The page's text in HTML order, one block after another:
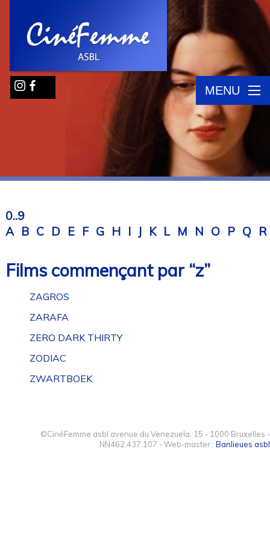
MENU
0..9
A B C D E F G H I J K L M N O P Q R
Films commençant par “z”
ZAGROS
ZARAFA
ZERO DARK THIRTY
ZODIAC
ZWARTBOEK
©CinéFemme asbl avenue du Venezuela, 15 - 1000 Bruxelles -
NN462.437.107 - Web-master : Banlieues asbl